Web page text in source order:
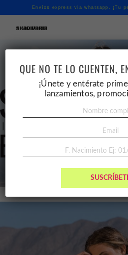
Envíos express via whatsapp. ¡Tu
QUE NO TE LO CUENTEN,
¡Únete y entérate
lanzamientos,